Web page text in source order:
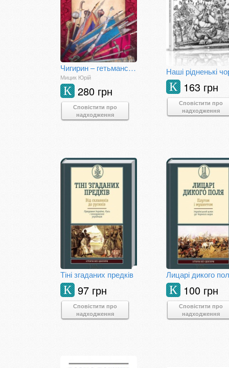
Чигирин – гетьманська столиця
Мицик Юрій
280 грн
К
Сповістити про
надходження
163 грн
К
Сповістити про
надходження
Тіні згаданих предків
97 грн
К
Сповістити про
надходження
Лицарі дикого
100 грн
К
Сповістити про
надходження